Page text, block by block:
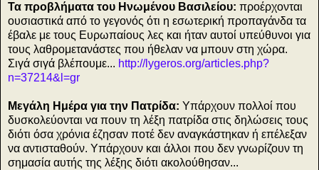
Τα προβλήματα του Ηνωμένου Βασιλείου: προέρχονται
ουσιαστικά από το γεγονός ότι η εσωτερική προπαγάνδα τα
έβαλε με τους Ευρωπαίους λες και ήταν αυτοί υπεύθυνοι για
τους λαθρομετανάστες που ήθελαν να μπουν στη χώρα.
Σιγά σιγά βλέπουμε... http://lygeros.org/articles.php?
n=37214&l=gr
Μεγάλη Ημέρα για την Πατρίδα: Υπάρχουν πολλοί που
δυσκολεύονται να πουν τη λέξη πατρίδα στις δηλώσεις τους
διότι όσα χρόνια έζησαν ποτέ δεν αναγκάστηκαν ή επέλεξαν
να αντισταθούν. Υπάρχουν και άλλοι που δεν γνωρίζουν τη
σημασία αυτής της λέξης διότι ακολούθησαν...